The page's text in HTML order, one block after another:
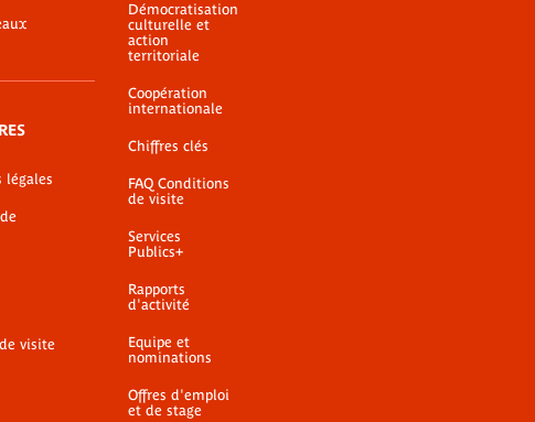
légales
visite
Démocratisation
culturelle et
action
territoriale
Coopération
internationale
Chiffres clés
FAQ Conditions
de visite
Services
Publics+
Rapports
d'activité
Equipe et
nominations
Offres d'emploi
et de stage